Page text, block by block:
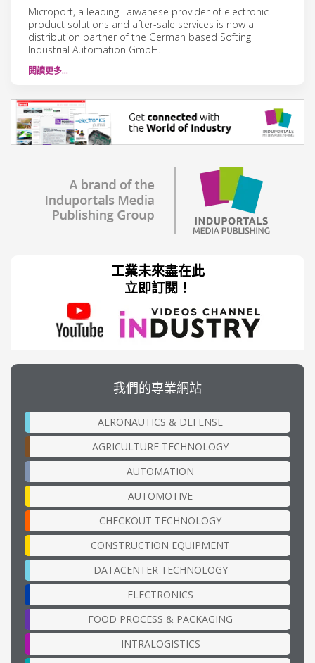
Microport, a leading Taiwanese provider of electronic
product solutions and after-sale services is now a
distribution partner of the German based Softing
Industrial Automation GmbH.
閱讀更多…
工業未來盡在此
立即訂閱！
我們的專業網站
AERONAUTICS & DEFENSE
AGRICULTURE TECHNOLOGY
AUTOMATION
AUTOMOTIVE
CHECKOUT TECHNOLOGY
CONSTRUCTION EQUIPMENT
DATACENTER TECHNOLOGY
ELECTRONICS
FOOD PROCESS & PACKAGING
INTRALOGISTICS